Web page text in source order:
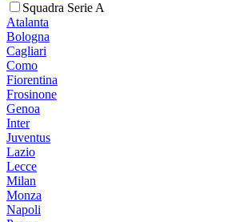
Squadra Serie A
Atalanta
Bologna
Cagliari
Como
Fiorentina
Frosinone
Genoa
Inter
Juventus
Lazio
Lecce
Milan
Monza
Napoli